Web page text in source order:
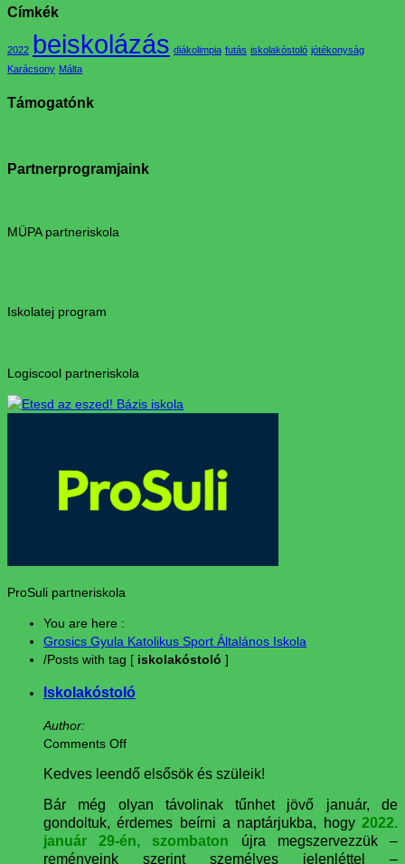
Címkék
2022 beiskolázás diákolimpia futás iskolakóstoló jótékonyság
Karácsony Málta
Támogatónk
Partnerprogramjaink
MÜPA partneriskola
Iskolatej program
Logiscool partneriskola
ProSuli partneriskola
You are here :
Grosics Gyula Katolikus Sport Általános Iskola
/Posts with tag [ iskolakóstoló ]
Iskolakóstoló
Author:
Comments Off
Kedves leendő elsősök és szüleik!
Bár még olyan távolinak tűnhet jövő január, de
gondoltuk, érdemes beírni a naptárjukba, hogy 2022.
január 29-én, szombaton újra megszervezzük –
reményeink szerint személyes jelenléttel –